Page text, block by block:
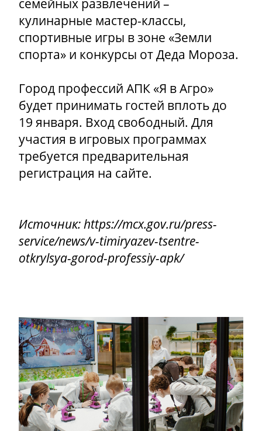
семейных развлечений –
кулинарные мастер-классы,
спортивные игры в зоне «Земли
спорта» и конкурсы от Деда Мороза.
Город профессий АПК «Я в Агро»
будет принимать гостей вплоть до
19 января. Вход свободный. Для
участия в игровых программах
требуется предварительная
регистрация на сайте.
Источник: https://mcx.gov.ru/press-
service/news/v-timiryazev-tsentre-
otkrylsya-gorod-professiy-apk/